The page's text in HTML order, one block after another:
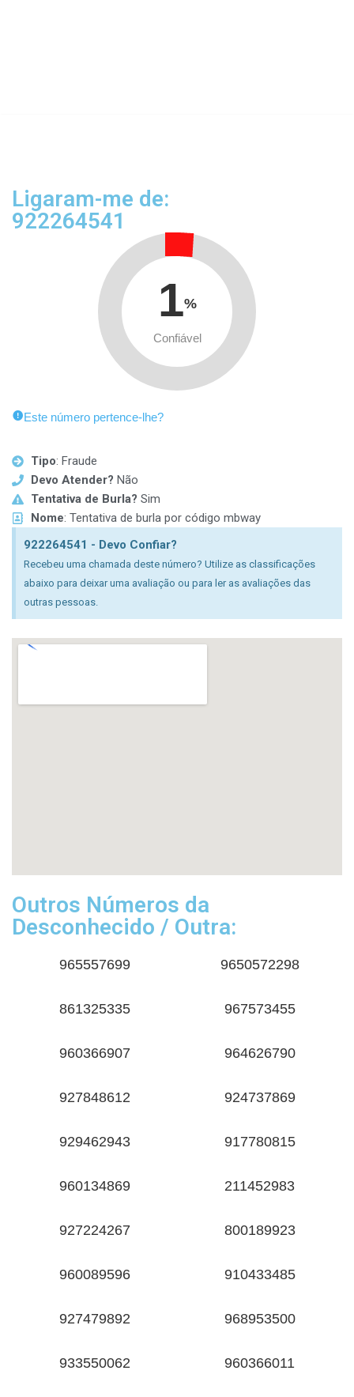
Ligaram-me de:
922264541
1%
Confiável
Este número pertence-lhe?
Tipo: Fraude
Devo Atender? Não
Tentativa de Burla? Sim
Nome: Tentativa de burla por código mbway
922264541 - Devo Confiar?
Recebeu uma chamada deste número? Utilize as classificações
abaixo para deixar uma avaliação ou para ler as avaliações das
outras pessoas.
Outros Números da
Desconhecido / Outra:
965557699 9650572298
861325335 967573455
960366907 964626790
927848612 924737869
929462943 917780815
960134869 211452983
927224267 800189923
960089596 910433485
927479892 968953500
933550062 960366011